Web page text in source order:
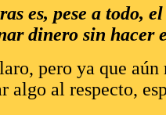
es, pese a todo,
dinero sin hacer
pero ya que aún
algo al respecto,